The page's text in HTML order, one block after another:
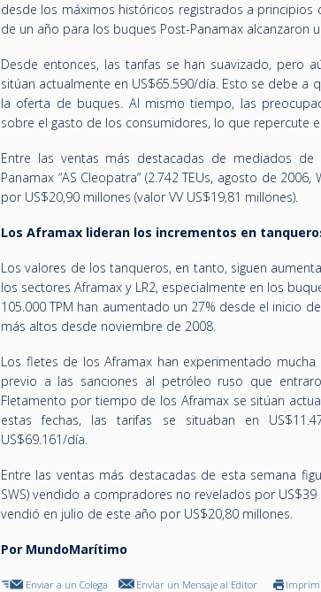
desde los máximos históricos registrados a
de un año para los buques Post-Panamax alcanzaron
Desde entonces, las tarifas se han suavizado, pero
sitúan actualmente en US$65.590/día. Esto se debe
la oferta de buques. Al mismo tiempo, las
sobre el gasto de los consumidores, lo que repercute
Entre las ventas más destacadas de mediados
Panamax “AS Cleopatra” (2.742 TEUs, agosto de
por US$20,90 millones (valor VV US$19,81 millones).
Los Aframax lideran los incrementos en
Los valores de los tanqueros, en tanto, siguen
los sectores Aframax y LR2, especialmente en los
105.000 TPM han aumentado un 27% desde el inicio
más altos desde noviembre de 2008.
Los fletes de los Aframax han experimentado
previo a las sanciones al petróleo ruso que
Fletamento por tiempo de los Aframax se sitúan
estas fechas, las tarifas se situaban en
US$69.161/día.
Entre las ventas más destacadas de esta semana
SWS) vendido a compradores no revelados por
vendió en julio de este año por US$20,80 millones.
Por MundoMarítimo
Enviar a un Colega Enviar un Mensaje al Editor